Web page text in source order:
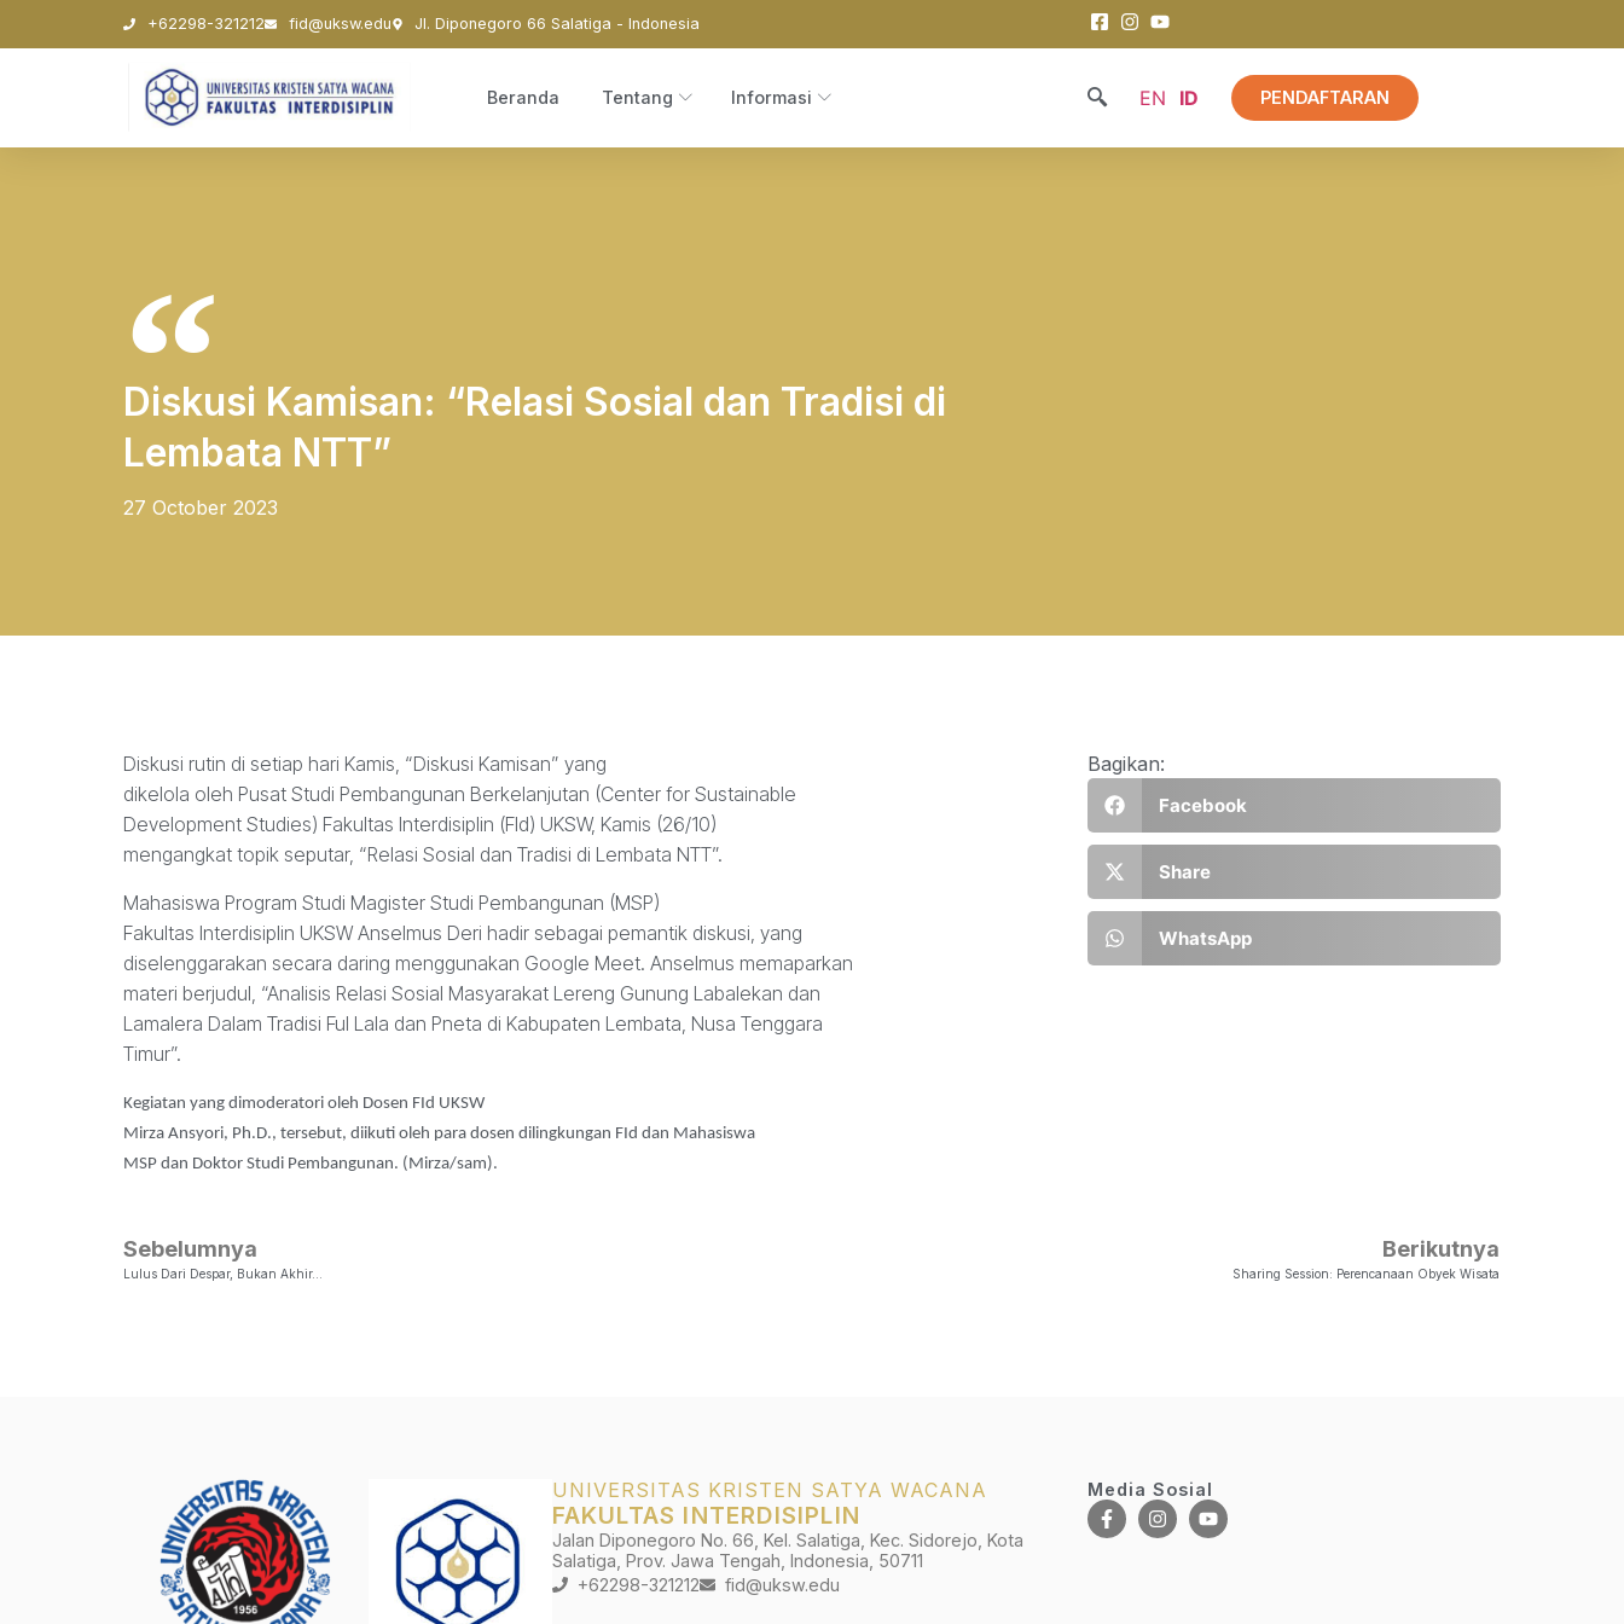
+62298-321212 fid@uksw.edu Jl. Diponegoro 66 Salatiga - Indonesia
Beranda Tentang Informasi EN ID PENDAFTARAN
Diskusi Kamisan: “Relasi Sosial dan Tradisi di
Lembata NTT”
27 October 2023
Diskusi rutin di setiap hari Kamis, “Diskusi Kamisan” yang
dikelola oleh Pusat Studi Pembangunan Berkelanjutan (Center for Sustainable
Development Studies) Fakultas Interdisiplin (FId) UKSW, Kamis (26/10)
mengangkat topik seputar, “Relasi Sosial dan Tradisi di Lembata NTT”.
Mahasiswa Program Studi Magister Studi Pembangunan (MSP)
Fakultas Interdisiplin UKSW Anselmus Deri hadir sebagai pemantik diskusi, yang
diselenggarakan secara daring menggunakan Google Meet. Anselmus memaparkan
materi berjudul, “Analisis Relasi Sosial Masyarakat Lereng Gunung Labalekan dan
Lamalera Dalam Tradisi Ful Lala dan Pneta di Kabupaten Lembata, Nusa Tenggara
Timur”.
Kegiatan yang dimoderatori oleh Dosen FId UKSW
Mirza Ansyori, Ph.D., tersebut, diikuti oleh para dosen dilingkungan FId dan Mahasiswa
MSP dan Doktor Studi Pembangunan. (Mirza/sam).
Bagikan:
Facebook
Share
WhatsApp
Sebelumnya
Lulus Dari Despar, Bukan Akhir…
Berikutnya
Sharing Session: Perencanaan Obyek Wisata
UNIVERSITAS KRISTEN SATYA WACANA
FAKULTAS INTERDISIPLIN
Jalan Diponegoro No. 66, Kel. Salatiga, Kec. Sidorejo, Kota
Salatiga, Prov. Jawa Tengah, Indonesia, 50711
+62298-321212
fid@uksw.edu
Media Sosial